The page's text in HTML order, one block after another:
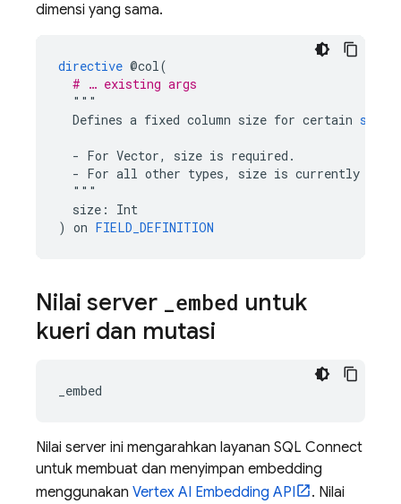
dimensi yang sama.
directive @col(
# … existing args
"""
Defines a fixed column size for certain
- For Vector, size is required.
- For all other types, size is currently
"""
size:
Int
) on FIELD_DEFINITION
Nilai server embed untuk
kueri dan mutasi
Nilai server ini mengarahkan layanan SQL Connect
untuk membuat dan menyimpan embedding
menggunakan Vertex AI Embedding API
. Nilai